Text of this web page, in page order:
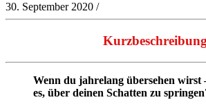
30. September 2020 /
Kurzbeschreibung
Wenn du jahrelang übersehen wirst
es, über deinen Schatten zu